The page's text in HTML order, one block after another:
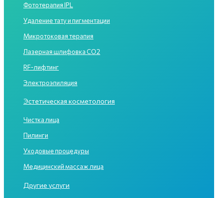
Фототерапия IPL
Удаление тату и пигментации
Микротоковая терапия
Лазерная шлифовка CO2
RF-лифтинг
Электроэпиляция
Эстетическая косметология
Чистка лица
Пилинги
Уходовые процедуры
Медицинский массаж лица
Другие услуги